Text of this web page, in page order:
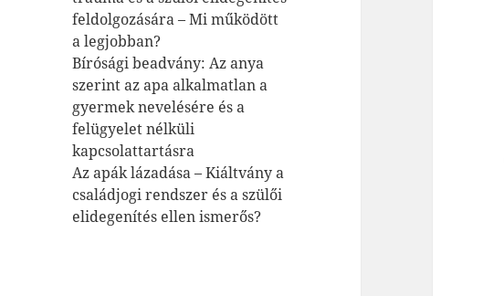
feldolgozására – Mi működött
a legjobban?
Bírósági beadvány: Az anya
szerint az apa alkalmatlan a
gyermek nevelésére és a
felügyelet nélküli
kapcsolattartásra
Az apák lázadása – Kiáltvány a
családjogi rendszer és a szülői
elidegenítés ellen ismerős?